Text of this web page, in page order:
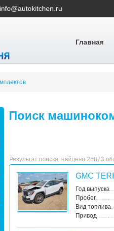
Главная
Поиск
Результат поиска: найдено 25873
GMC
Год выпуска
Пробег
Вид топлива
Привод